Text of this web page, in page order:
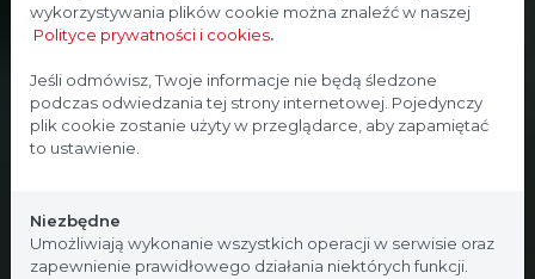
Strona przeznaczona dla
profesjonalistów
przeznaczone dla profesjonalistów z branży
medycznej. Potwierdź, że jesteś profesjonalistą:
wykorzystywania plików cookie można znaleźć w naszej
Polityce prywatności i cookies.
Jeśli odmówisz, Twoje informacje nie będą śledzone
podczas odwiedzania tej strony internetowej. Pojedynczy
plik cookie zostanie użyty w przeglądarce, aby zapamiętać
to ustawienie.
Niezbędne
Umożliwiają wykonanie wszystkich operacji w serwisie oraz
zapewnienie prawidłowego działania niektórych funkcji.